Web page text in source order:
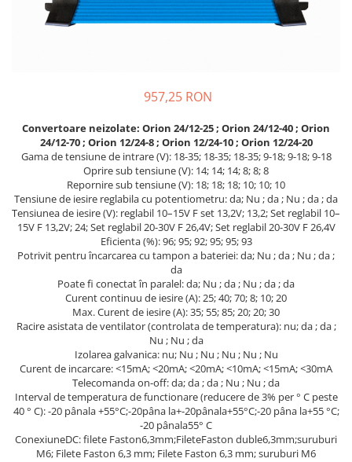
Incarcatoare acumulatori
Panouri fotovoltaice si accesorii
Invertoare
Invertoare Hibrid
Invertoare On-grid
Invertoare Off-grid
Controlere solare
MPPT
Convertoare de tensiune
Sisteme de stocare energie
Pachete complete stocare energie
Sisteme de Stocare Comerciale
Sisteme fotovoltaice complete
Sisteme fotovoltaice de putere
mica (rulota/caravan/case de
957,25 RON
Convertoare neizolate: Orion 24/12-25 ; Orion 24/12-40 ; Orion
24/12-70 ; Orion 12/24-8 ; Orion 12/24-10 ; Orion 12/24-20
Gama de tensiune de intrare (V): 18-35; 18-35; 18-35; 9-18; 9-18; 9-18
Oprire sub tensiune (V): 14; 14; 14; 8; 8; 8
Repornire sub tensiune (V): 18; 18; 18; 10; 10; 10
Tensiune de iesire reglabila cu potentiometru: da; Nu ; da ; Nu ; da ; da
Tensiunea de iesire (V): reglabil 10–15V F set 13,2V; 13,2; Set reglabil 10–
15V F 13,2V; 24; Set reglabil 20-30V F 26,4V; Set reglabil 20-30V F 26,4V
Eficienta (%): 96; 95; 92; 95; 95; 93
Potrivit pentru încarcarea cu tampon a bateriei: da; Nu ; da ; Nu ; da ;
da
Poate fi conectat în paralel: da; Nu ; da ; Nu ; da ; da
Curent continuu de iesire (A): 25; 40; 70; 8; 10; 20
Max. Curent de iesire (A): 35; 55; 85; 20; 20; 30
Racire asistata de ventilator (controlata de temperatura): nu; da ; da ;
Nu ; Nu ; da
Izolarea galvanica: nu; Nu ; Nu ; Nu ; Nu ; Nu
Curent de incarcare: <15mA; <20mA; <20mA; <10mA; <15mA; <30mA
Telecomanda on-off: da; da ; da ; Nu ; Nu ; da
Interval de temperatura de functionare (reducere de 3% per ° C peste
40 ° C): -20 pânala +55°C;-20pâna la+-20pânala+55°C;-20 pâna la+55 °C;
-20 pânala55° C
ConexiuneDC: filete Faston6,3mm;FileteFaston duble6,3mm;suruburi
M6; Filete Faston 6,3 mm; Filete Faston 6,3 mm; suruburi M6